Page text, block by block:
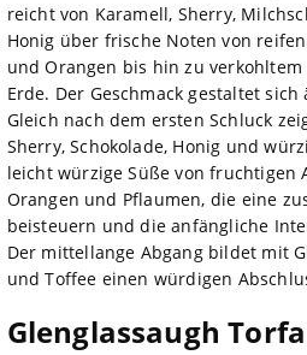
reicht von Karamell, Sherry,
Honig über frische Noten von
und Orangen bis hin zu
Erde. Der Geschmack gestaltet
Gleich nach dem ersten Schluck
Sherry, Schokolade, Honig und
leicht würzige Süße von fruchtigen
Orangen und Pflaumen, die eine
beisteuern und die anfängliche
Der mittellange Abgang bildet mit
und Toffee einen würdigen
Glenglassaugh Torfa